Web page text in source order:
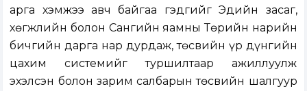
арга хэмжээ авч байгаа гэдгийг Эдийн засаг,
хөгжлийн болон Сангийн яамны Төрийн нарийн
бичгийн дарга нар дурдаж, төсвийн үр дүнгийн
цахим системийг туршилтаар ажиллуулж
эхэлсэн болон зарим салбарын төсвийн шалгуур